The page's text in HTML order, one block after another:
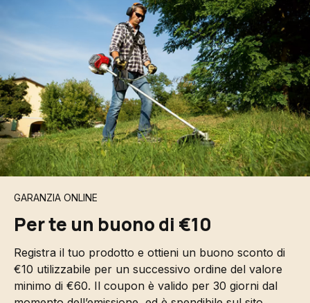
GARANZIA ONLINE
Per te un buono di €10
Registra il tuo prodotto e ottieni un buono sconto di
€10 utilizzabile per un successivo ordine del valore
minimo di €60. Il coupon è valido per 30 giorni dal